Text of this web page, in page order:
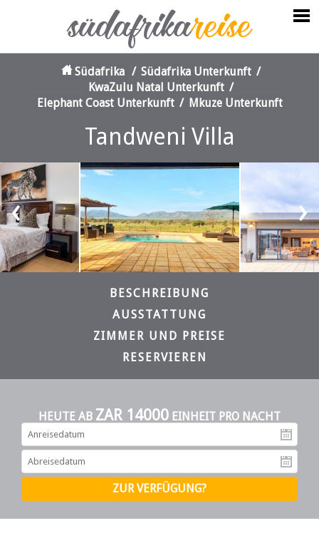
Südafrika / Südafrika Unterkunft /
KwaZulu Natal Unterkunft /
Elephant Coast Unterkunft / Mkuze Unterkunft
Tandweni Villa
‹ ›
BESCHREIBUNG
AUSSTATTUNG
ZIMMER UND PREISE
RESERVIEREN
HEUTE AB ZAR 14000 EINHEIT PRO NACHT